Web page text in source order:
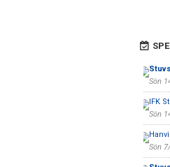
Sön
IFK
Sön
Sön